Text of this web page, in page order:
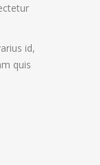
id,
quis